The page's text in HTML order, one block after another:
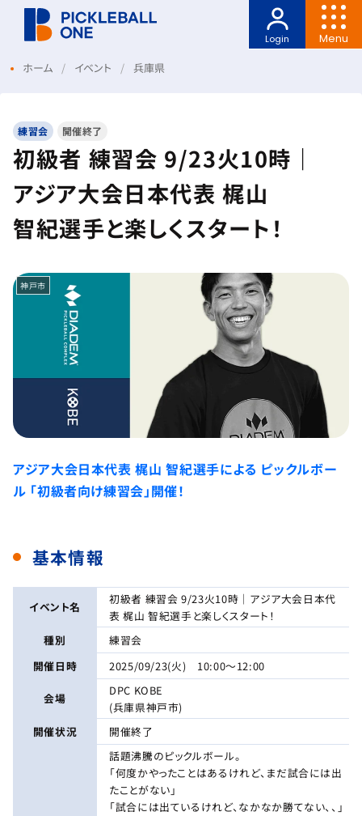
Menu
Login
ホーム イベント 兵庫県
練習会 開催終了
初級者 練習会 9/23火10時｜
アジア大会日本代表 梶山
智紀選手と楽しくスタート！
神戸市
アジア大会日本代表 梶山 智紀選手による ピックルボー
ル 「初級者向け練習会」開催！
基本情報
イベント名
初級者 練習会 9/23火10時｜アジア大会日本代
表 梶山 智紀選手と楽しくスタート！
種別
練習会
開催日時
2025/09/23(火) 10:00～12:00
会場
DPC KOBE
(兵庫県神戸市)
開催状況
開催終了
話題沸騰のピックルボール。
「何度かやったことはあるけれど、まだ試合には出
たことがない」
「試合には出ているけれど、なかなか勝てない、、」